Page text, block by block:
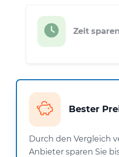
Zeit sparen
Bester
Durch den Vergleich
Anbieter sparen Sie